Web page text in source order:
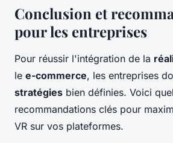
Conclusion et
pour les entreprises
Pour réussir l'intégration de la
le e-commerce, les entreprises
stratégies bien définies. Voici
recommandations clés pour
VR sur vos plateformes.